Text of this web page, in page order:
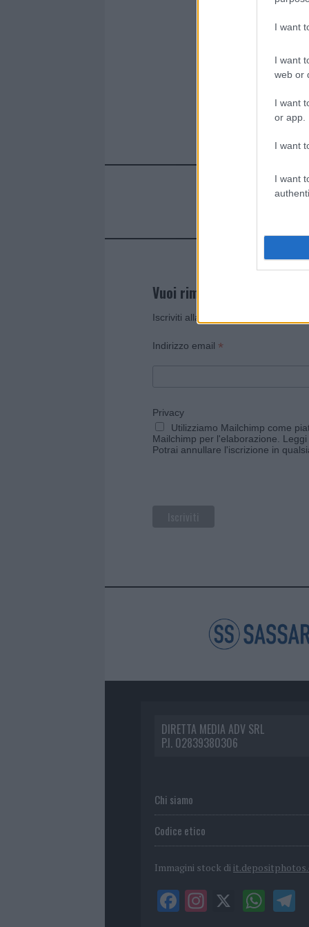
I want
I want
web or
I want
or app.
I want
I want
re
Articolo
Vuoi rimanere sempre
Iscriviti alla newsletter di Gallura
Indirizzo email *
Privacy
Utilizziamo Mailchimp come
Mailchimp per l'elaborazione.
Potrai annullare l'iscrizione in
DIRETTA MEDIA ADV SRL
P.I. 02839380306
Chi siamo
Codice etico
Immagini stock di